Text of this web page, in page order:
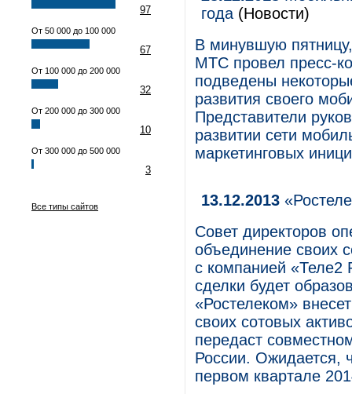
97
От 50 000 до 100 000
67
От 100 000 до 200 000
32
От 200 000 до 300 000
10
От 300 000 до 500 000
3
Все типы сайтов
года (Новости)
В минувшую
МТС провел пресс-
подведены
развития своего
Представители
развитии сети
маркетинговых
13.12.2013
Совет директоров
объединение своих
с компанией «Теле2
сделки будет
«Ростелеком»
своих сотовых
передаст
России. Ожидается,
первом квартале